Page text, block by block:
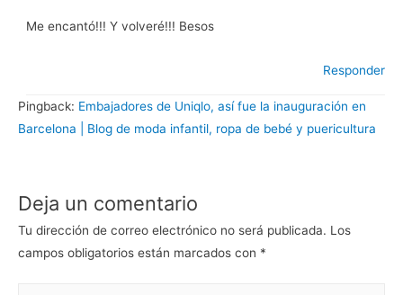
Me encantó!!! Y volveré!!! Besos
Responder
Pingback: Embajadores de Uniqlo, así fue la inauguración en
Barcelona | Blog de moda infantil, ropa de bebé y puericultura
Deja un comentario
Tu dirección de correo electrónico no será publicada. Los
campos obligatorios están marcados con *